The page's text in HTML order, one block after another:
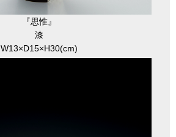
『思惟』
漆
W13×D15×H30(cm)